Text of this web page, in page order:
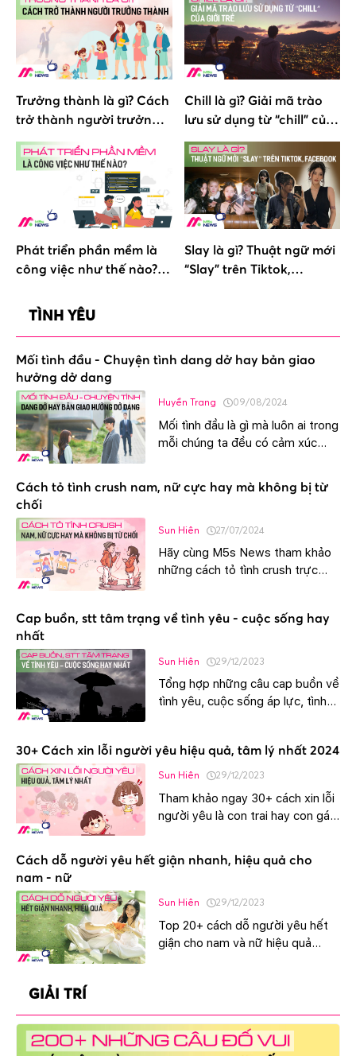
Trưởng thành là gì? Cách
trở thành người trưởng
thành
Chill là gì? Giải mã trào
lưu sử dụng từ “chill” của
giới trẻ
Phát triển phần mềm là
công việc như thế nào?
Slay là gì? Thuật ngữ mới
“Slay” trên Tiktok,
TÌNH YÊU
Mối tình đầu - Chuyện tình dang dở hay bản giao
hưởng dở dang
Huyền Trang 09/08/2024
Mối tình đầu là gì mà luôn ai trong
mỗi chúng ta đều có cảm xúc
mối tình mà ai cũng trải qua ngay
Cách tỏ tình crush nam, nữ cực hay mà không bị từ
chối
Sun Hiên 27/07/2024
Hãy cùng M5s News tham khảo
những cách tỏ tình crush trực
từ chối dành cho nam và nữ.
Cap buồn, stt tâm trạng về tình yêu - cuộc sống hay
nhất
Sun Hiên 29/12/2023
Tổng hợp những câu cap buồn về
tình yêu, cuộc sống áp lực, tình
cap buồn ngày mưa, đêm cô
đơn.
30+ Cách xin lỗi người yêu hiệu quả, tâm lý nhất 2024
Sun Hiên 29/12/2023
Tham khảo ngay 30+ cách xin lỗi
người yêu là con trai hay con gái
viết thư ngọt ngào.
Cách dỗ người yêu hết giận nhanh, hiệu quả cho
nam - nữ
Sun Hiên 29/12/2023
Top 20+ cách dỗ người yêu hết
giận cho nam và nữ hiệu quả
GIẢI TRÍ